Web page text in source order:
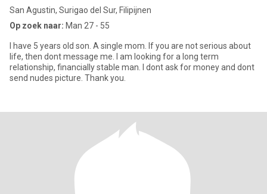
San Agustin, Surigao del Sur, Filipijnen
Op zoek naar: Man 27 - 55
I have 5 years old son. A single mom. If you are not serious about
life, then dont message me. I am looking for a long term
relationship, financially stable man. I dont ask for money and dont
send nudes picture. Thank you.